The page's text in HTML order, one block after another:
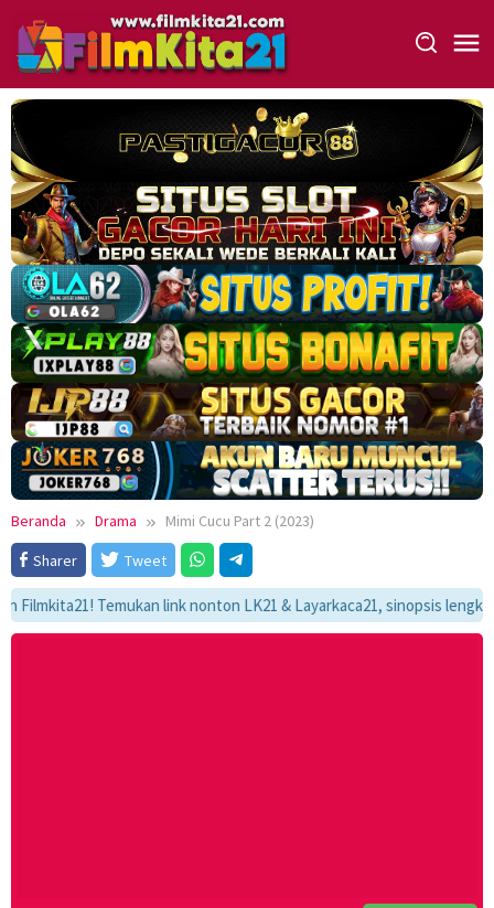
konten
Beranda Drama
Mimi Cucu Part 2 (2023)
Sharer
Tweet
Temukan link nonton LK21 & Layarkaca21, sinopsis